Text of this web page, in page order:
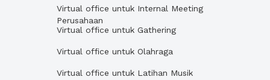
Virtual office untuk Internal Meeting
Perusahaan
Virtual office untuk Gathering
Virtual office untuk Olahraga
Virtual office untuk Latihan Musik